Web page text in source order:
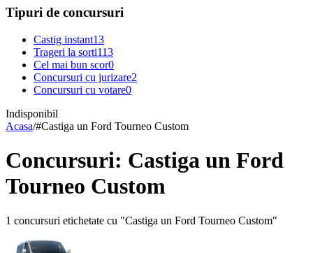
Tipuri de concursuri
Castig instant13
Trageri la sorti113
Cel mai bun scor0
Concursuri cu jurizare2
Concursuri cu votare0
Indisponibil
Acasa/#Castiga un Ford Tourneo Custom
Concursuri: Castiga un Ford
Tourneo Custom
1 concursuri etichetate cu "Castiga un Ford Tourneo Custom"